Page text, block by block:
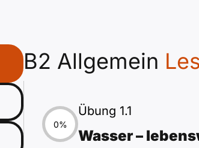
B2 Allgemein
0%
Übung 1.1
Wasser –